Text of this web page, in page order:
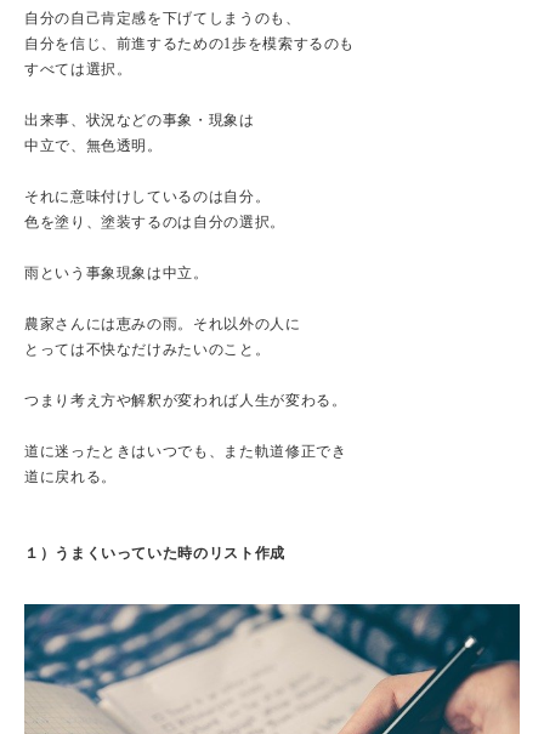
自分の自己肯定感を下げてしまうのも、
自分を信じ、前進するための1歩を模索するのも
すべては選択。
出来事、状況などの事象・現象は
中立で、無色透明。
それに意味付けしているのは自分。
色を塗り、塗装するのは自分の選択。
雨という事象現象は中立。
農家さんには恵みの雨。それ以外の人に
とっては不快なだけみたいのこと。
つまり考え方や解釈が変われば人生が変わる。
道に迷ったときはいつでも、また軌道修正でき
道に戻れる。
１）うまくいっていた時のリスト作成